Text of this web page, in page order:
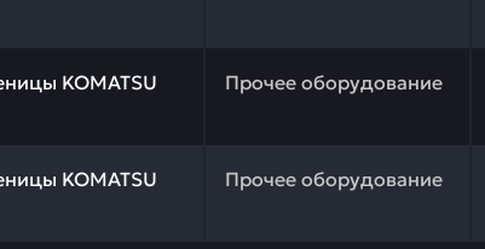
KOMATSU
Прочее оборудование
подбор. Узел звена гусеницы
KOMATSU
Прочее оборудование
подбор. Узел звена гусеницы